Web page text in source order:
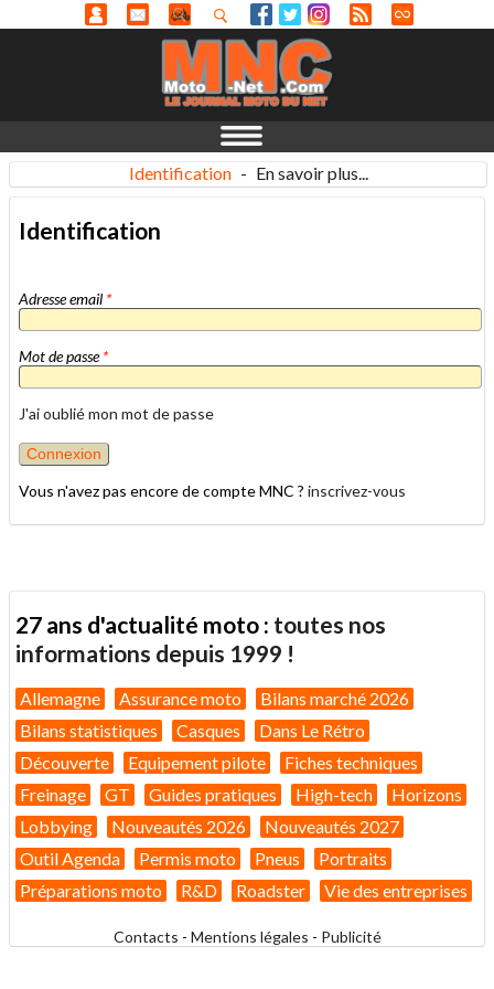
Identification - En savoir plus...
Identification
Adresse email *
Mot de passe*
J'ai oublié mon mot de passe
Vous n'avez pas encore de compte MNC ? inscrivez-vous
27 ans d'actualité moto : toutes nos
informations depuis 1999 !
Allemagne Assurance moto
Bilans marché 2026
Bilans statistiques
Casques
Dans Le Rétro
Découverte
Equipement pilote
Fiches techniques
Freinage
GT Guides pratiques High-tech
Horizons
Lobbying
Nouveautés 2026
Nouveautés 2027
Outil Agenda
Permis moto Pneus
Portraits
Préparations moto
R&D Roadster Vie des entreprises
Contacts - Mentions légales - Publicité